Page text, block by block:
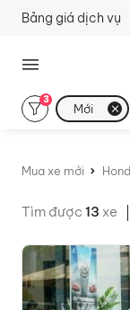
Bảng giá dịch vụ
3
Mới
Mua xe mới
Tìm được 13 xe